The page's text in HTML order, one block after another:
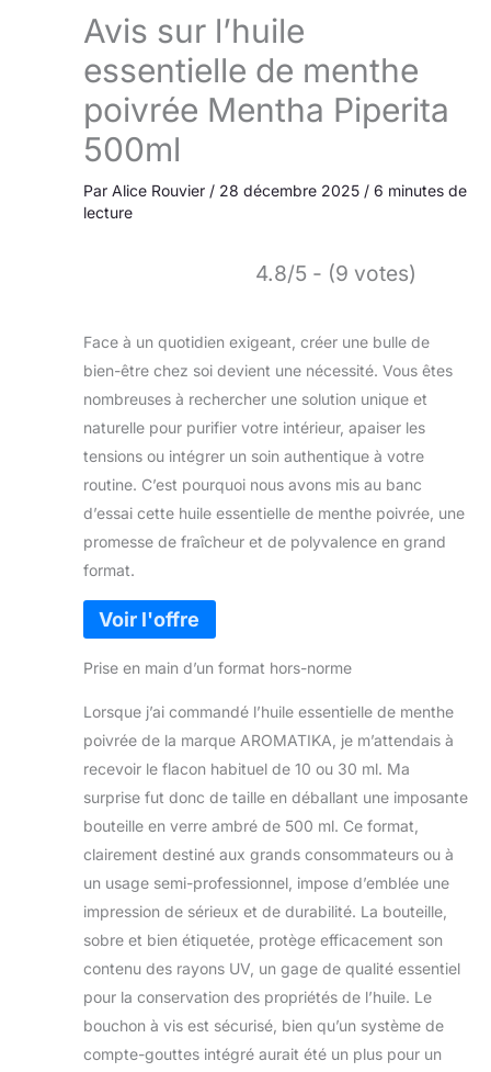
Avis sur l’huile
essentielle de menthe
poivrée Mentha Piperita
500ml
Par Alice Rouvier / 28 décembre 2025 / 6 minutes de
lecture
4.8/5 - (9 votes)
Face à un quotidien exigeant, créer une bulle de
bien-être chez soi devient une nécessité. Vous êtes
nombreuses à rechercher une solution unique et
naturelle pour purifier votre intérieur, apaiser les
tensions ou intégrer un soin authentique à votre
routine. C’est pourquoi nous avons mis au banc
d’essai cette huile essentielle de menthe poivrée, une
promesse de fraîcheur et de polyvalence en grand
format.
Prise en main d’un format hors-norme
Lorsque j’ai commandé l’huile essentielle de menthe
poivrée de la marque AROMATIKA, je m’attendais à
recevoir le flacon habituel de 10 ou 30 ml. Ma
surprise fut donc de taille en déballant une imposante
bouteille en verre ambré de 500 ml. Ce format,
clairement destiné aux grands consommateurs ou à
un usage semi-professionnel, impose d’emblée une
impression de sérieux et de durabilité. La bouteille,
sobre et bien étiquetée, protège efficacement son
contenu des rayons UV, un gage de qualité essentiel
pour la conservation des propriétés de l’huile. Le
bouchon à vis est sécurisé, bien qu’un système de
compte-gouttes intégré aurait été un plus pour un